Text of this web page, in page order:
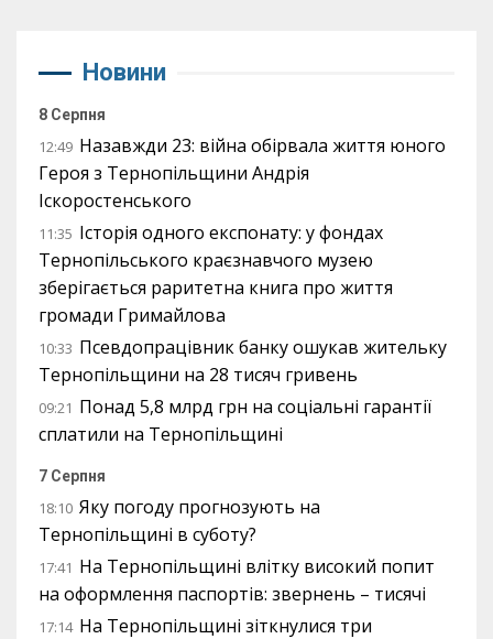
Новини
8 Серпня
12:49 Назавжди 23: війна обірвала життя юного
Героя з Тернопільщини Андрія
Іскоростенського
11:35 Історія одного експонату: у фондах
Тернопільського краєзнавчого музею
зберігається раритетна книга про життя
громади Гримайлова
10:33 Псевдопрацівник банку ошукав жительку
Тернопільщини на 28 тисяч гривень
09:21 Понад 5,8 млрд грн на соціальні гарантії
сплатили на Тернопільщині
7 Серпня
18:10 Яку погоду прогнозують на
Тернопільщині в суботу?
17:41 На Тернопільщині влітку високий попит
на оформлення паспортів: звернень – тисячі
17:14 На Тернопільщині зіткнулися три